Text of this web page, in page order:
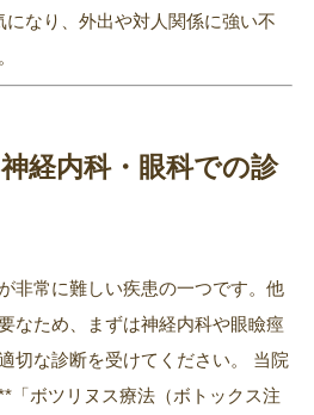
になり、外出や対人関係に強い不
経内科・眼科での診
非常に難しい疾患の一つです。他
なため、まずは神経内科や眼瞼痙
切な診断を受けてください。 当院
「ボツリヌス療法（ボトックス注